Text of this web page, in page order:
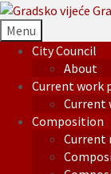
Menu
City Council
About
Current work
Current
Composition
Current